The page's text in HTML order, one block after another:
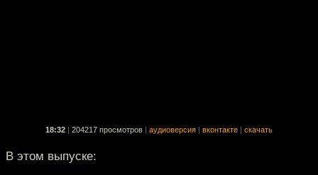
18:32 204217 просмотров аудиоверсия вконтакте скачать
В этом выпуске: